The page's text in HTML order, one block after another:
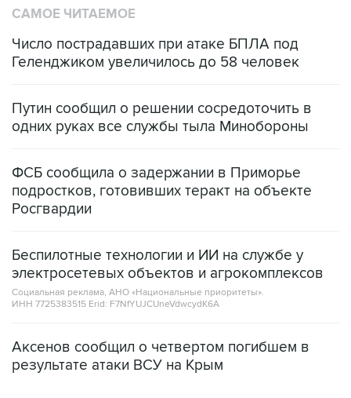
САМОЕ ЧИТАЕМОЕ
Число пострадавших при атаке БПЛА под
Геленджиком увеличилось до 58 человек
Путин сообщил о решении сосредоточить в
одних руках все службы тыла Минобороны
ФСБ сообщила о задержании в Приморье
подростков, готовивших теракт на объекте
Росгвардии
Беспилотные технологии и ИИ на службе у
электросетевых объектов и агрокомплексов
Социальная реклама, АНО «Национальные приоритеты».
ИНН 7725383515 Erid: F7NfYUJCUneVdwcydK6A
Аксенов сообщил о четвертом погибшем в
результате атаки ВСУ на Крым